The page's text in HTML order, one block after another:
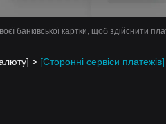
банківської картки, щоб здійснити
> [Сторонні сервіси платежів]